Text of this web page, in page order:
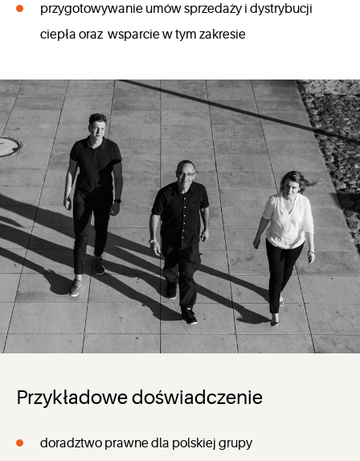
przygotowywanie umów sprzedaży i dystrybucji
ciepła oraz wsparcie w tym zakresie
Przykładowe doświadczenie
doradztwo prawne dla polskiej grupy